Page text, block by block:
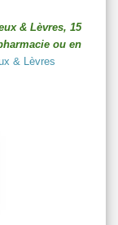
& Lèvres, 15
ou en
& Lèvres